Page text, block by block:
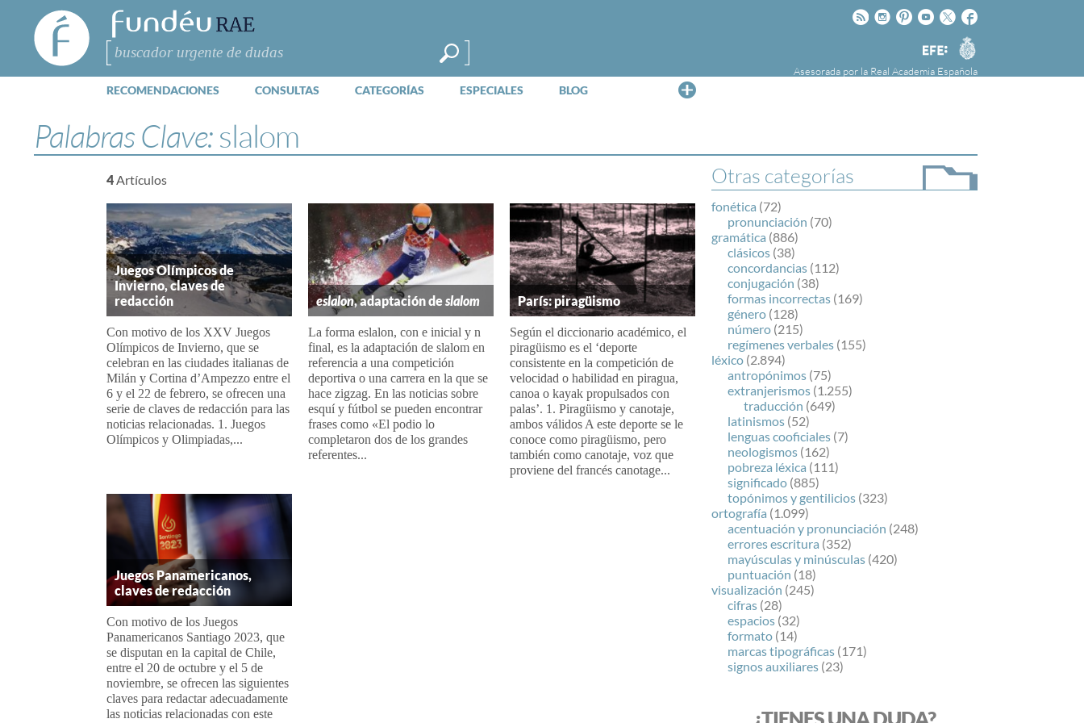
FundéuRAE
- Fundación
del Español
Urgente
Buscar
Facebook
Twitter
Youtube
Pinteres
Instagram
Rss
Agencia
EFE
Asesorada por la Real Academia Española
RECOMENDACIONES CONSULTAS CATEGORÍAS ESPECIALES BLOG
la Agencia Efe y la Real Academia Española,
cuyo objetivo es colaborar con el buen uso del
español en los medios de comunicación y en
Internet.
Palabras Clave:slalom
Otras categorías
fonética (72)
pronunciación (70)
gramática (886)
clásicos (38)
concordancias (112)
conjugación (38)
formas incorrectas (169)
género (128)
número (215)
regímenes verbales (155)
léxico (2.894)
antropónimos (75)
extranjerismos (1.255)
traducción (649)
latinismos (52)
lenguas cooficiales (7)
neologismos (162)
pobreza léxica (111)
significado (885)
topónimos y gentilicios (323)
ortografía (1.099)
acentuación y pronunciación (248)
errores escritura (352)
mayúsculas y minúsculas (420)
puntuación (18)
visualización (245)
cifras (28)
espacios (32)
formato (14)
marcas tipográficas (171)
signos auxiliares (23)
4Artículos
Juegos Olímpicos de
Invierno, claves de
redacción
Con motivo de los XXV Juegos
Olímpicos de Invierno, que se
celebran en las ciudades italianas de
Milán y Cortina d’Ampezzo entre el
6 y el 22 de febrero, se ofrecen una
serie de claves de redacción para las
noticias relacionadas. 1. Juegos
Olímpicos y Olimpiadas,...
eslalon, adaptación deslalom
La forma eslalon, con e inicial y n
final, es la adaptación de slalom en
referencia a una competición
deportiva o una carrera en la que se
hace zigzag. En las noticias sobre
esquí y fútbol se pueden encontrar
frases como «El podio lo
completaron dos de los grandes
referentes...
París: piragüismo
Según el diccionario académico, el
piragüismo es el ‘deporte
consistente en la competición de
velocidad o habilidad en piragua,
canoa o kayak propulsados con
palas’. 1. Piragüismo y canotaje,
ambos válidos A este deporte se le
conoce como piragüismo, pero
también como canotaje, voz que
proviene del francés canotage...
Juegos Panamericanos,
claves de redacción
Con motivo de los Juegos
Panamericanos Santiago 2023, que
se disputan en la capital de Chile,
entre el 20 de octubre y el 5 de
noviembre, se ofrecen las siguientes
claves para redactar adecuadamente
las noticias relacionadas con este
¿TIENES UNA DUDA?